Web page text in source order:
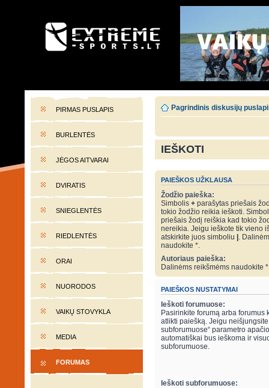
EXTREME-SPORTS.LT
PIRMAS PUSLAPIS
BURLENTĖS
JĖGOS AITVARAI
DVIRATIS
SNIEGLENTĖS
RIEDLENTĖS
ORAI
NUORODOS
VAIKŲ STOVYKLA
MEDIA
FORUMAS
Pagrindinis diskusijų
IEŠKOTI
PAIEŠKOS UŽKLAUSA
Žodžio paieška:
Simbolis + parašytas priešais
tokio žodžio reikia ieškoti.
priešais žodį reiškia kad tokio
nereikia. Jeigu ieškote tik vieno
atskirkite juos simboliu .
naudokite *.
Autoriaus paieška:
Dalinėms reikšmėms naudokite
PAIEŠKOS NUSTATYMAI
Ieškoti forumuose:
Pasirinkite forumą arba forumus
atlikti paiešką. Jeigu neišjungsite
subforumuose“ parametro
automatiškai bus ieškoma ir
subforumuose.
Ieškoti subforumuose: